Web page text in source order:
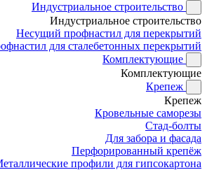
Индустриальное строительство
Индустриальное строительство
Несущий профнастил для перекрытий
для сталебетонных перекрытий
Комплектующие
Комплектующие
Крепеж
Крепеж
Кровельные саморезы
Стад-болты
Для забора и фасада
Перфорированный крепёж
профили для гипсокартона